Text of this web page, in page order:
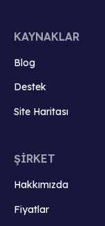
KAYNAKLAR
Blog
Destek
Site Haritası
ŞİRKET
Hakkımızda
Fiyatlar